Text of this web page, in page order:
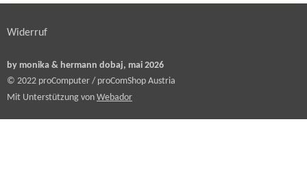
n
n
n
n
Widerruf
by monika & hermann dobaj, mai 2026
© 2022 proComputer / proComShop Austria
Mit Unterstützung von Webador